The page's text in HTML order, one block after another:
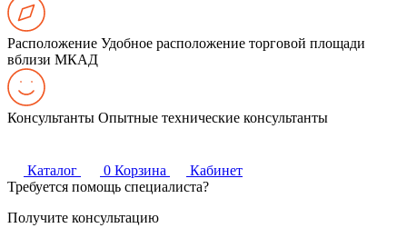
Расположение Удобное расположение торговой площади
вблизи МКАД
Консультанты Опытные технические консультанты
Каталог 0 Корзина
Кабинет
Требуется помощь специалиста?
Получите консультацию